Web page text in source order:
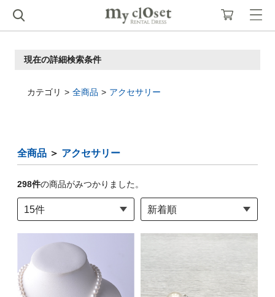
現在の詳細検索条件
カテゴリ 全商品 アクセサリー
全商品 ＞ アクセサリー
298件の商品がみつかりました。